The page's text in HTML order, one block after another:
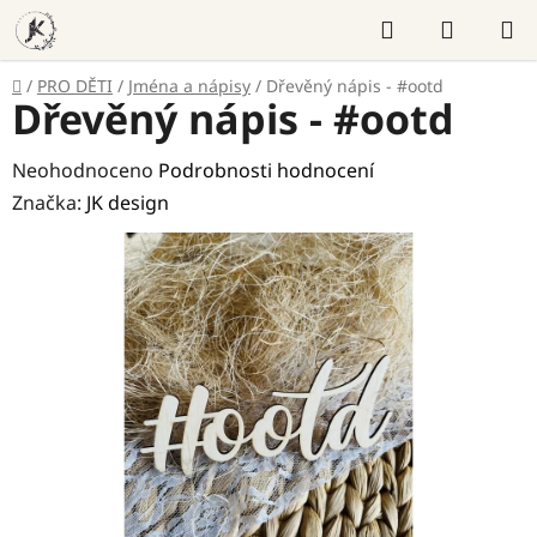
Přejít
na
obsah
Hledat
KOŠÍK
Domů
/ PRO DĚTI / Jména a nápisy / Dřevěný nápis - #ootd
Dřevěný nápis - #ootd
Průměrné
hodnocení
Neohodnoceno Podrobnosti hodnocení
Značka: JK design